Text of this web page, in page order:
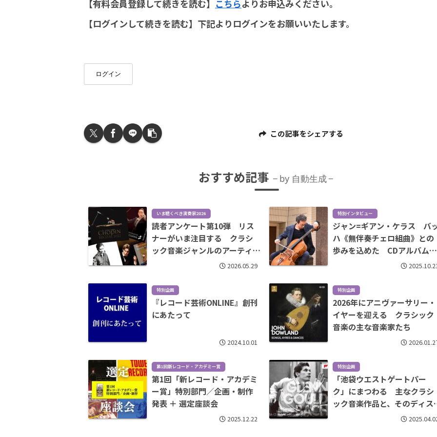
【有料会員登録して続きを読む】 こちらよりお申込みください。
【ログインして続きを読む】下記よりログインをお願いいたします。
ログイン
この記事をシェアする
おすすめ記事 by 自動生成
いま聴くべき演奏家2026
読者アンケート第10弾 リス
ナーがいま注目する クラシ
ック音楽ジャンルのアーティ
2026.05.29
特別インタビュー
ジャン=ギアン・ケラス バ
ハ《無伴奏チェロ組曲》との
歩みを込めた CDアルバムと
特別企画
『レコード芸術ONLINE』創刊
にあたって
2024.10.01
特別企画
2026年にアニヴァーサリー・
イヤーを迎える クラシック
音楽の主な音楽家たち
第1回新レコード・アカデミー賞
第1回「新レコード・アカデミ
ー賞」特別部門／企画・制作
発表 ＋ 選定座談会
2025.12.22
特別企画
「池袋ウエストゲートパー
ク」にまつわる 主なクラシ
ック音楽作品と、そのディス